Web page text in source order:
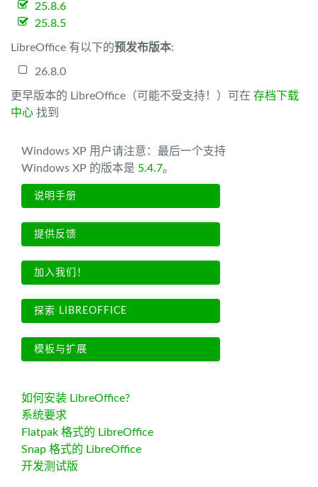
25.8.6
25.8.5
LibreOffice 有以下的预发布版本:
26.8.0
更早版本的 LibreOffice（可能不受支持！）可在 存档下载
中心 找到
Windows XP 用户请注意：最后一个支持
Windows XP 的版本是 5.4.7。
说明手册
提供反馈
加入我们！
探索 LIBREOFFICE
模板与扩展
如何安装 LibreOffice?
系统要求
Flatpak 格式的 LibreOffice
Snap 格式的 LibreOffice
开发测试版